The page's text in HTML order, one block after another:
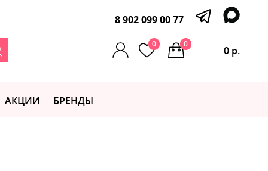
8 902 099 00 77
0
0 р.
0
АКЦИИ БРЕНДЫ